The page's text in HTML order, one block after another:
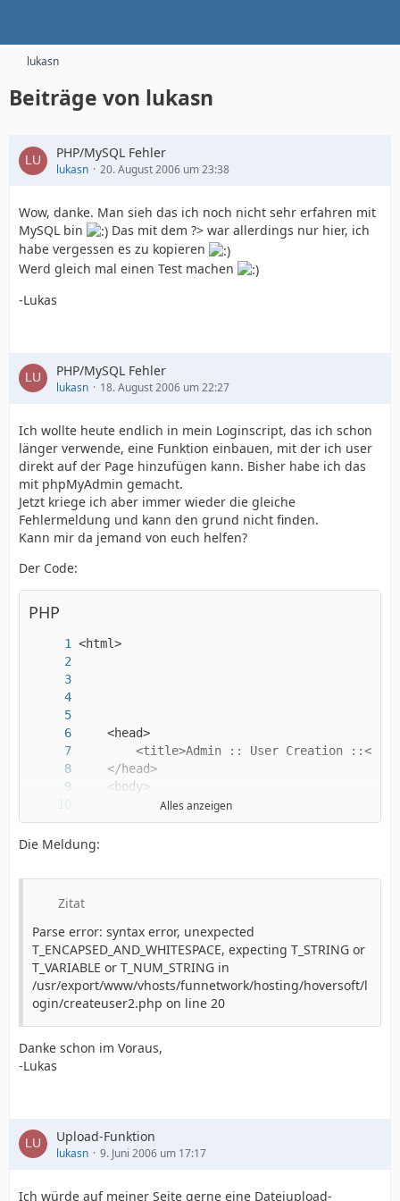
lukasn
Beiträge von lukasn
PHP/MySQL Fehler
lukasn 20. August 2006 um 23:38
Wow, danke. Man sieh das ich noch nicht sehr erfahren mit
MySQL bin
Das mit dem ?> war allerdings nur hier, ich
habe vergessen es zu kopieren
Werd gleich mal einen Test machen
-Lukas
PHP/MySQL Fehler
lukasn 18. August 2006 um 22:27
Ich wollte heute endlich in mein Loginscript, das ich schon
länger verwende, eine Funktion einbauen, mit der ich user
direkt auf der Page hinzufügen kann. Bisher habe ich das
mit phpMyAdmin gemacht.
Jetzt kriege ich aber immer wieder die gleiche
Fehlermeldung und kann den grund nicht finden.
Kann mir da jemand von euch helfen?
Der Code:
PHP
Alles anzeigen
Die Meldung:
Zitat
Parse error: syntax error, unexpected
T_ENCAPSED_AND_WHITESPACE, expecting T_STRING or
T_VARIABLE or T_NUM_STRING in
/usr/export/www/vhosts/funnetwork/hosting/hoversoft/l
ogin/createuser2.php on line 20
Danke schon im Voraus,
-Lukas
Upload-Funktion
lukasn 9. Juni 2006 um 17:17
Ich würde auf meiner Seite gerne eine Dateiupload-